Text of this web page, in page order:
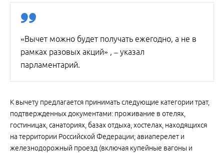
«Вычет можно будет получать ежегодно, а не в
рамках разовых акций» , – указал
парламентарий.
К вычету предлагается принимать следующие категории трат,
подтвержденных документами: проживание в отелях,
гостиницах, санаториях, базах отдыха, хостелах, находящихся
на территории Российской Федерации; авиаперелет и
железнодорожный проезд (включая купейные вагоны и